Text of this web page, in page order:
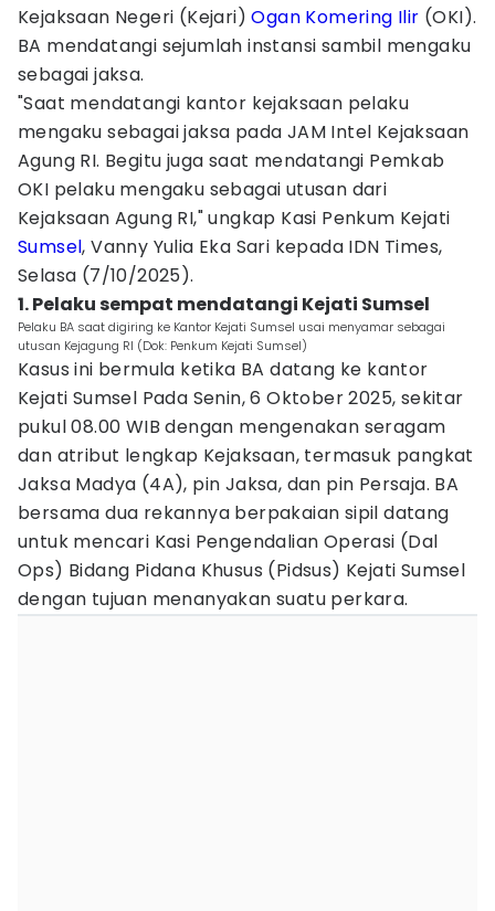
Kejaksaan Negeri (Kejari)Ogan Komering Ilir (OKI).
BA mendatangi sejumlah instansi sambil mengaku
sebagai jaksa.
"Saat mendatangi kantor kejaksaan pelaku
mengaku sebagai jaksa pada JAM Intel Kejaksaan
Agung RI. Begitu juga saat mendatangi Pemkab
OKI pelaku mengaku sebagai utusan dari
Kejaksaan Agung RI," ungkap Kasi Penkum Kejati
Sumsel, Vanny Yulia Eka Sari kepada IDN Times,
Selasa (7/10/2025).
1. Pelaku sempat mendatangi Kejati Sumsel
Pelaku BA saat digiring ke Kantor Kejati Sumsel usai menyamar sebagai
utusan Kejagung RI (Dok: Penkum Kejati Sumsel)
Kasus ini bermula ketika BA datang ke kantor
Kejati Sumsel Pada Senin, 6 Oktober 2025, sekitar
pukul 08.00 WIB dengan mengenakan seragam
dan atribut lengkap Kejaksaan, termasuk pangkat
Jaksa Madya (4A), pin Jaksa, dan pin Persaja. BA
bersama dua rekannya berpakaian sipil datang
untuk mencari Kasi Pengendalian Operasi (Dal
Ops) Bidang Pidana Khusus (Pidsus) Kejati Sumsel
dengan tujuan menanyakan suatu perkara.